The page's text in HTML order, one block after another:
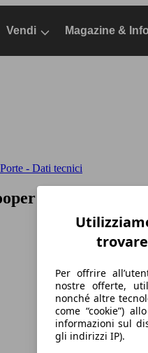
Vendi Magazine &
- Dati tecnici
Works Mini
Per offrire
nostre offerte,
nonché altre
come “cookie”)
informazioni sul
gli indirizzi IP).